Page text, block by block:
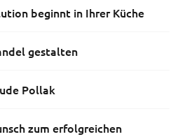
beginnt in Ihrer Küche
gestalten
Pollak
zum erfolgreichen